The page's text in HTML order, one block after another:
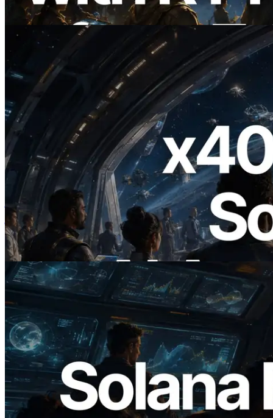
यह लेख पढ़ें
2026.07.04
ERPC ने x402 समर्थित Solana RPC लॉन्च
किया — AI एजेंट अब जरूरत के API के लिए ऑन-
डिमांड भुगतान कर सकते हैं
यह लेख पढ़ें
2026.05.24